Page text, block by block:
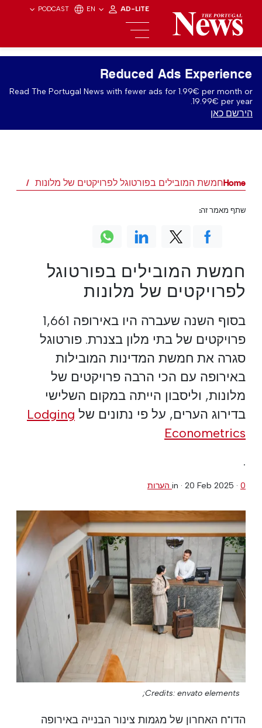
PODCAST EN AD-LITE
Reduced Ads Experience
Read The Portugal News with fewer ads for 1.99€ per month or
19.99€ per year.
הירשם כאן
Homeחמשת המובילים בפורטוגל לפרויקטים של מלונות
חמשת המובילים בפורטוגל
לפרויקטים של מלונות
בסוף השנה שעברה היו באירופה 1,661
פרויקטים של בתי מלון בצנרת. פורטוגל
סגרה את חמשת המדינות המובילות
באירופה עם הכי הרבה פרויקטים של
מלונות, וליסבון הייתה במקום השלישי
בדירוג הערים, על פי נתונים של Lodging
Econometrics
.
in · 20 Feb 2025 · 0 הערות
Credits: envato elements;
הדו"ח האחרון של מגמות צינור הבנייה באירופה
שתף מאמר זה: